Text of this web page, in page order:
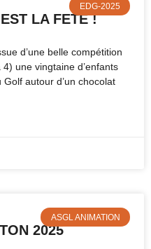
EDG-2025
LA FETE !
d’une belle compétition
une vingtaine d’enfants
autour d’un chocolat
ASGL ANIMATION
2025